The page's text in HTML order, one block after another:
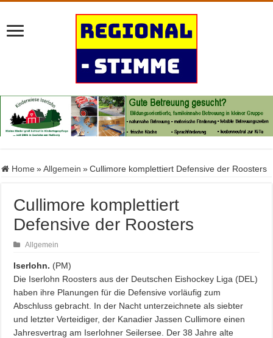
Home » Allgemein » Cullimore komplettiert Defensive der Roosters
Cullimore komplettiert
Defensive der Roosters
Allgemein
Iserlohn. (PM)
Die Iserlohn Roosters aus der Deutschen Eishockey Liga (DEL)
haben ihre Planungen für die Defensive vorläufig zum
Abschluss gebracht. In der Nacht unterzeichnete als siebter
und letzter Verteidiger, der Kanadier Jassen Cullimore einen
Jahresvertrag am Iserlohner Seilersee. Der 38 Jahre alte